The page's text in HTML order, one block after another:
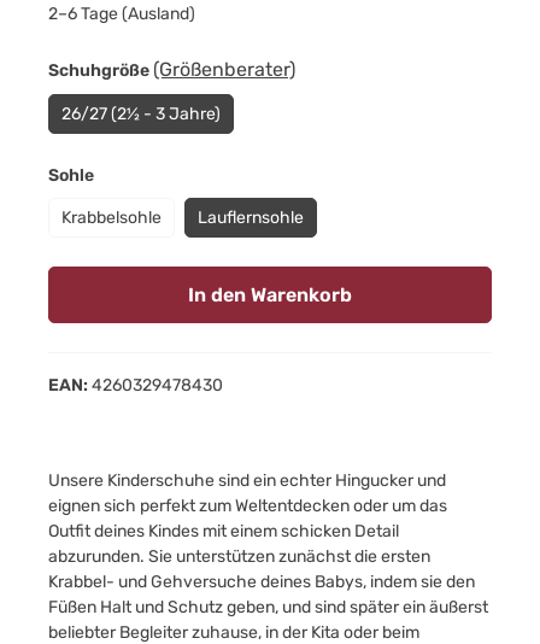
2–6 Tage (Ausland)
Schuhgrößeauswählen
(Größenberater)
26/27 (2½ - 3 Jahre)
Sohleauswählen
Krabbelsohle Lauflernsohle
In den Warenkorb
EAN: 4260329478430
Unsere Kinderschuhe sind ein echter Hingucker und
eignen sich perfekt zum Weltentdecken oder um das
Outfit deines Kindes mit einem schicken Detail
abzurunden. Sie unterstützen zunächst die ersten
Krabbel- und Gehversuche deines Babys, indem sie den
Füßen Halt und Schutz geben, und sind später ein äußerst
beliebter Begleiter zuhause, in der Kita oder beim